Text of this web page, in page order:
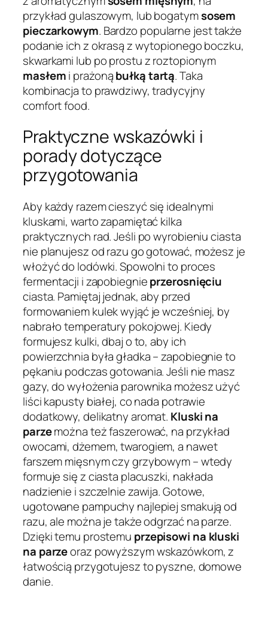
przykład gulaszowym, lub bogatymsosem
pieczarkowym. Bardzo popularne jest także
podanie ich z okrasą z wytopionego boczku,
skwarkami lub po prostu z roztopionym
masłemi prażonąbułką tartą. Taka
kombinacja to prawdziwy, tradycyjny
comfort food.
Praktyczne wskazówki i
porady dotyczące
przygotowania
Aby każdy razem cieszyć się idealnymi
kluskami, warto zapamiętać kilka
praktycznych rad. Jeśli po wyrobieniu ciasta
nie planujesz od razu go gotować, możesz je
włożyć do lodówki. Spowolni to proces
fermentacji i zapobiegnieprzerosnięciu
ciasta. Pamiętaj jednak, aby przed
formowaniem kulek wyjąć je wcześniej, by
nabrało temperatury pokojowej. Kiedy
formujesz kulki, dbaj o to, aby ich
powierzchnia była gładka – zapobiegnie to
pękaniu podczas gotowania. Jeśli nie masz
gazy, do wyłożenia parownika możesz użyć
liści kapusty białej, co nada potrawie
dodatkowy, delikatny aromat. Kluski na
parzemożna też faszerować, na przykład
owocami, dżemem, twarogiem, a nawet
farszem mięsnym czy grzybowym – wtedy
formuje się z ciasta placuszki, nakłada
nadzienie i szczelnie zawija. Gotowe,
ugotowane pampuchy najlepiej smakują od
razu, ale można je także odgrzać na parze.
Dzięki temu prostemu przepisowi na kluski
na parzeoraz powyższym wskazówkom, z
łatwością przygotujesz to pyszne, domowe
danie.